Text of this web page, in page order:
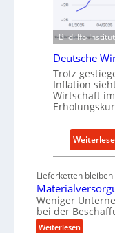
Bild: Ifo Institut
Deutsche
Trotz
Inflation
Wirtschaft
Lieferketten
Weniger
bei der
Weiterlesen: